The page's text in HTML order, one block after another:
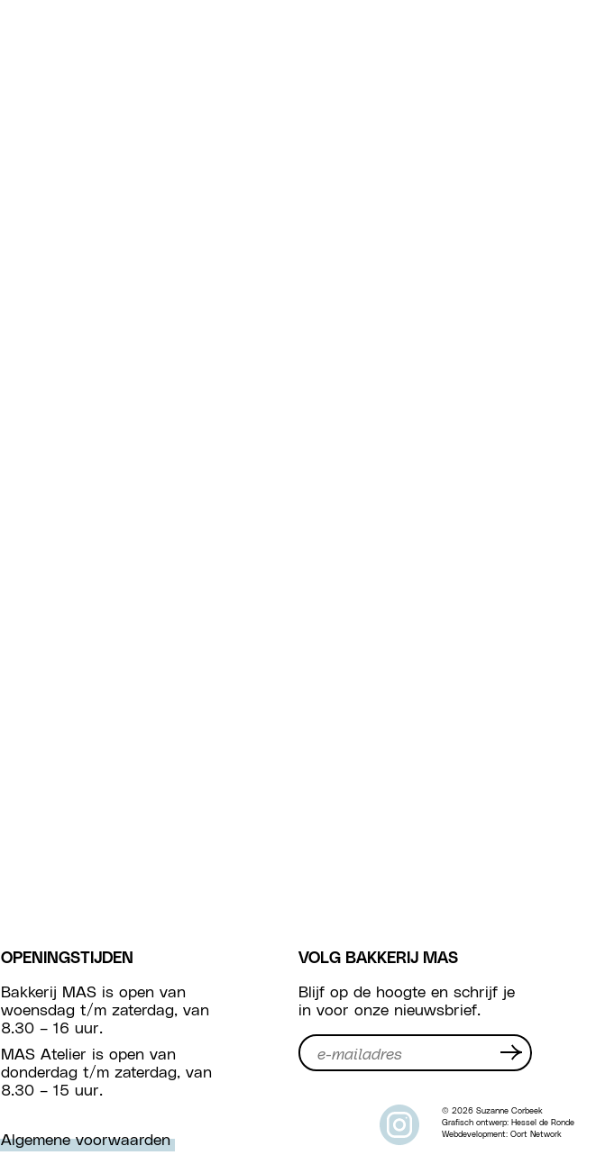
OPENINGSTIJDEN
Bakkerij MAS is open van
woensdag t/m zaterdag, van
8.30 – 16 uur.
MAS Atelier is open van
donderdag t/m zaterdag, van
8.30 – 15 uur.
Algemene voorwaarden
VOLG BAKKERIJ MAS
Blijf op de hoogte en schrijf je
in voor onze nieuwsbrief.
© 2026 Suzanne Corbeek
Grafisch ontwerp: Hessel de Ronde
Webdevelopment: Oort Network